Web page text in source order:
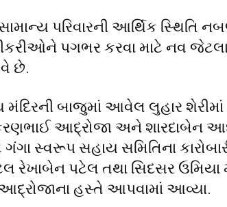
પરિવારની આર્થિક સ્થિતિ
પગભર કરવા માટે નવ
છે.
બાજુમાં આવેલ લુહાર
આદ્રોજા અને શારદાબેન
સ્વરૂપ સહાય સમિતિના
પટેલ તથા સિદસર ઉમિયા
હસ્તે આપવામાં આવ્યા.